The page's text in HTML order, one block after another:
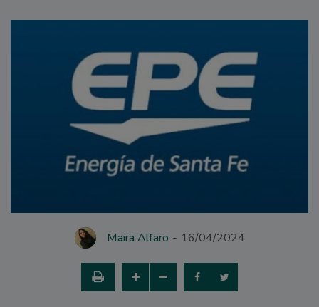
Maira Alfaro 16/04/2024